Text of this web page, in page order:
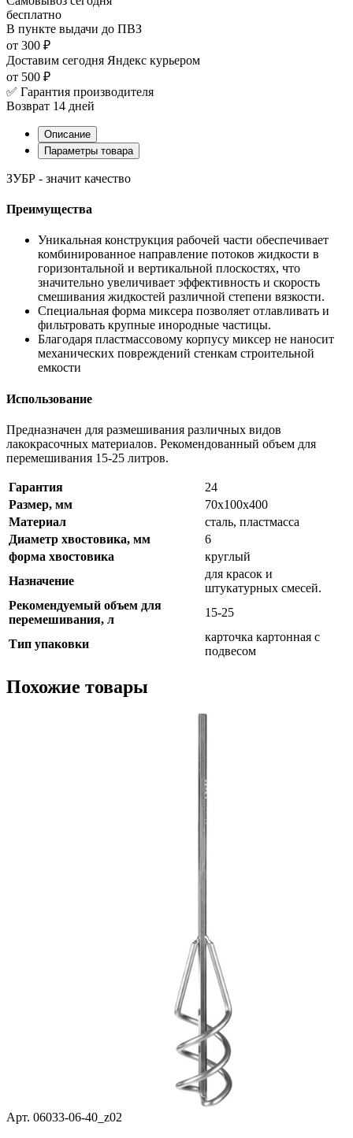
бесплатно
В пункте выдачи до ПВЗ
от 300 ₽
Доставим сегодня Яндекс курьером
от 500 ₽
✅ Гарантия производителя
Возврат 14 дней
Описание
Параметры товара
ЗУБР - значит качество
Преимущества
Уникальная конструкция рабочей части обеспечивает
комбинированное направление потоков жидкости в
горизонтальной и вертикальной плоскостях, что
значительно увеличивает эффективность и скорость
смешивания жидкостей различной степени вязкости.
Специальная форма миксера позволяет отлавливать и
фильтровать крупные инородные частицы.
Благодаря пластмассовому корпусу миксер не наносит
механических повреждений стенкам строительной
емкости
Использование
Предназначен для размешивания различных видов
лакокрасочных материалов. Рекомендованный объем для
перемешивания 15-25 литров.
Гарантия
24
Размер, мм
70х100х400
Материал
сталь, пластмасса
Диаметр хвостовика, мм
6
форма хвостовика
круглый
Назначение
для красок и
штукатурных смесей.
Рекомендуемый объем для
перемешивания, л
15-25
Тип упаковки
карточка картонная с
подвесом
Похожие товары
Арт. 06033-06-40_z02